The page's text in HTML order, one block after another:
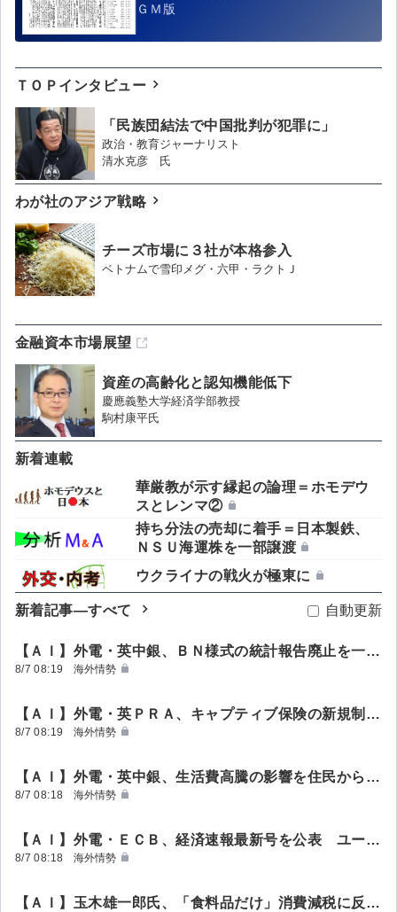
ＧＭ版
ＴＯＰインタビュー
「民族団結法で中国批判が犯罪に」
政治・教育ジャーナリスト
清水克彦 氏
わが社のアジア戦略
チーズ市場に３社が本格参入
ベトナムで雪印メグ・六甲・ラクトＪ
金融資本市場展望
資産の高齢化と認知機能低下
慶應義塾大学経済学部教授
駒村康平氏
新着連載
華厳教が示す縁起の論理＝ホモデウ
スとレンマ②
持ち分法の売却に着手＝日本製鉄、
ＮＳＵ海運株を一部譲渡
ウクライナの戦火が極東に
新着記事―すべて 自動更新
8/7 08:19 海外情勢
【ＡＩ】外電・英中銀、ＢＮ様式の統計報告廃止を一時停止 企業に提出継続求める
8/7 08:19 海外情勢
【ＡＩ】外電・英ＰＲＡ、キャプティブ保険の新規制巡り業界と協議へ
8/7 08:18 海外情勢
【ＡＩ】外電・英中銀、生活費高騰の影響を住民から聴取 政策判断に活用
8/7 08:18 海外情勢
【ＡＩ】外電・ＥＣＢ、経済速報最新号を公表 ユーロ圏の経済・金融情勢を分析
【ＡＩ】玉木雄一郎氏、「食料品だけ」消費減税に反対 農家負担増で「離農促進」の恐れ